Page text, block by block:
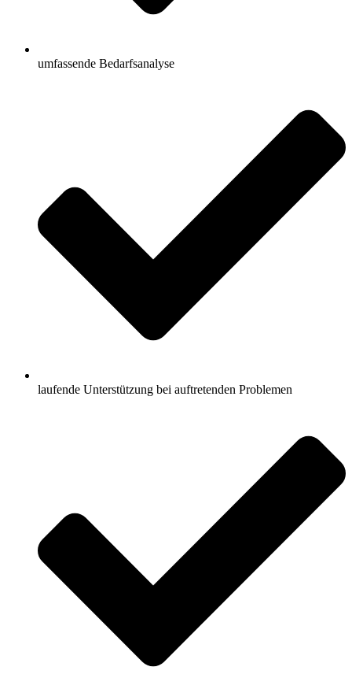
umfassende Bedarfsanalyse
laufende Unterstützung bei auftretenden Problemen